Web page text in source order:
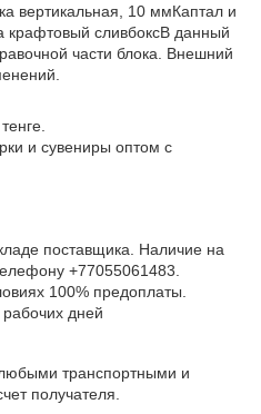
вертикальная, 10 ммКаптал и
крафтовый сливбоксВ данный
части блока. Внешний
и сувениры оптом с
поставщика. Наличие на
+77055061483.
100% предоплаты.
дней
транспортными и
получателя.